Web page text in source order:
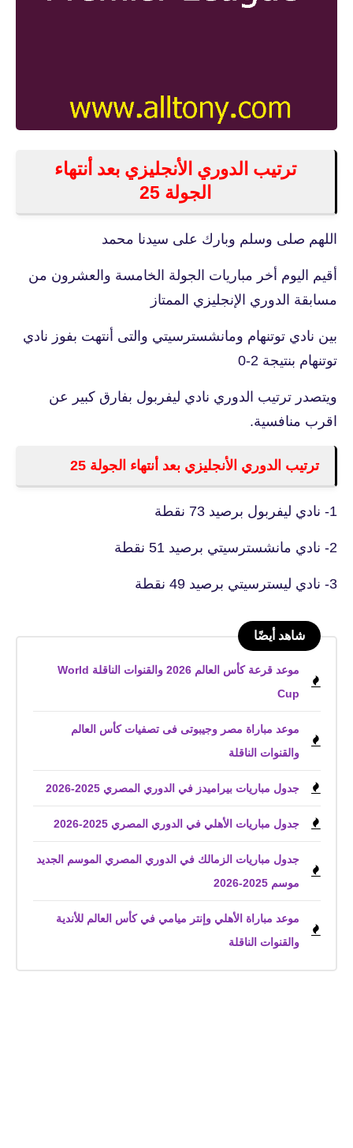
ترتيب الدوري الأنجليزي بعد أنتهاء
الجولة 25
اللهم صلى وسلم وبارك على سيدنا محمد
أقيم اليوم أخر مباريات الجولة الخامسة والعشرون من
مسابقة الدوري الإنجليزي الممتاز
بين نادي توتنهام ومانشسترسيتي والتى أنتهت بفوز نادي
توتنهام بنتيجة 2-0
ويتصدر ترتيب الدوري نادي ليفربول بفارق كبير عن
اقرب منافسية.
ترتيب الدوري الأنجليزي بعد أنتهاء الجولة 25
1- نادي ليفربول برصيد 73 نقطة
2- نادي مانشسترسيتي برصيد 51 نقطة
3- نادي ليسترسيتي برصيد 49 نقطة
شاهد أيضًا
موعد قرعة كأس العالم 2026 والقنوات الناقلة World
Cup
موعد مباراة مصر وجيبوتى فى تصفيات كأس العالم
والقنوات الناقلة
جدول مباريات بيراميدز في الدوري المصري 2025-2026
جدول مباريات الأهلي في الدوري المصري 2025-2026
جدول مباريات الزمالك في الدوري المصري الموسم الجديد
موسم 2025-2026
موعد مباراة الأهلي وإنتر ميامي في كأس العالم للأندية
والقنوات الناقلة